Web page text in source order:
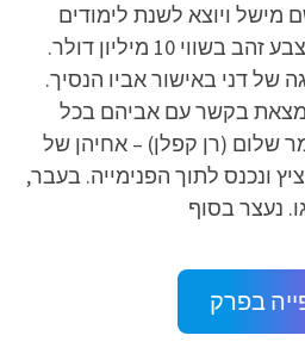
מישל ויוצא לשנת לימודים
בישראל. מאבד טבעת בצבע זהב בשווי 10 מיליון דולר.
של דני באישור אביו הנסיך.
בקשר עם אביהם בכל
שלום (רן קפלן) – אחיהן של
ונכנס לתוך הפנימייה. בעבר,
נעצר בסוף
בפרק